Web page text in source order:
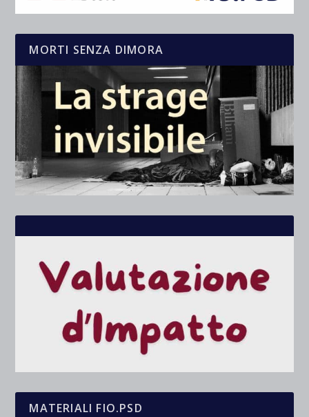
MORTI SENZA DIMORA
MATERIALI FIO.PSD